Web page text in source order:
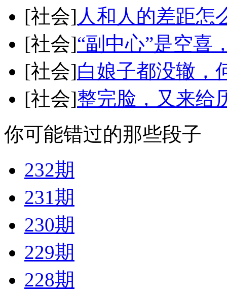
[社会] 人和人的差距怎
[社会]“副中心”是空喜
[社会]白娘子都没辙，
[社会]整完脸，又来给
你可能错过的那些段子
232期
231期
230期
229期
228期